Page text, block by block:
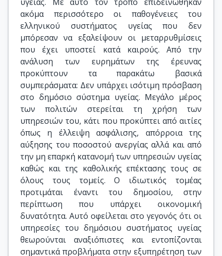
ακόμα περισσότερο οι παθογένειες του
ελληνικού συστήματος υγείας που δεν
μπόρεσαν να εξαλείψουν οι μεταρρυθμίσεις
που έχει υποστεί κατά καιρούς. Από την
ανάλυση των ευρημάτων της έρευνας
προκύπτουν τα παρακάτω βασικά
συμπεράσματα: Δεν υπάρχει ισότιμη πρόσβαση
στο δημόσιο σύστημα υγείας. Μεγάλο μέρος
των πολιτών στερείται τη χρήση των
υπηρεσιών του, κάτι που προκύπτει από αιτίες
όπως η έλλειψη ασφάλισης, απόρροια της
αύξησης του ποσοστού ανεργίας αλλά και από
την μη επαρκή κατανομή των υπηρεσιών υγείας
καθώς και της καθολικής επέκτασης τους σε
όλους τους τομείς. Ο ιδιωτικός τομέας
προτιμάται έναντι του δημοσίου, στην
περίπτωση που υπάρχει οικονομική
δυνατότητα. Αυτό οφείλεται στο γεγονός ότι οι
υπηρεσίες του δημόσιου συστήματος υγείας
θεωρούνται αναξιόπιστες και εντοπίζονται
σημαντικά προβλήματα στην εξυπηρέτηση των